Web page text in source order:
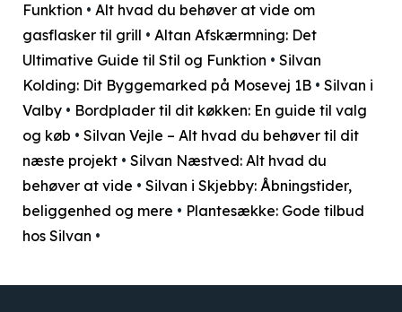
Funktion • Alt hvad du behøver at vide om
gasflasker til grill • Altan Afskærmning: Det
Ultimative Guide til Stil og Funktion • Silvan
Kolding: Dit Byggemarked på Mosevej 1B • Silvan i
Valby • Bordplader til dit køkken: En guide til valg
og køb • Silvan Vejle – Alt hvad du behøver til dit
næste projekt • Silvan Næstved: Alt hvad du
behøver at vide • Silvan i Skjebby: Åbningstider,
beliggenhed og mere • Plantesække: Gode tilbud
hos Silvan •